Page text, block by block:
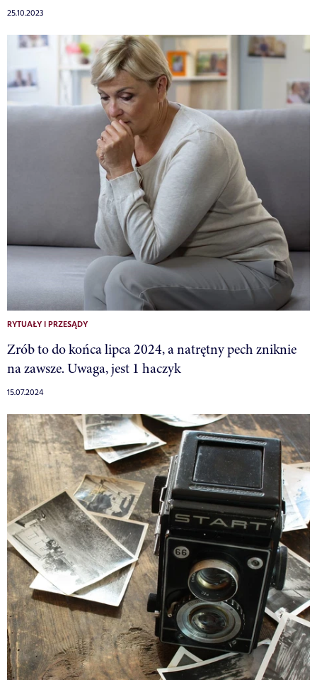
25.10.2023
RYTUAŁY I PRZESĄDY
Zrób to do końca lipca 2024, a natrętny pech zniknie
na zawsze. Uwaga, jest 1 haczyk
15.07.2024